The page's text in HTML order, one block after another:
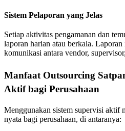
Sistem Pelaporan yang Jelas
Setiap aktivitas pengamanan dan
laporan harian atau berkala.
komunikasi antara vendor,
Manfaat Outsourcing
Aktif bagi Perusahaan
Menggunakan sistem supervisi aktif
nyata bagi perusahaan, di antaranya: